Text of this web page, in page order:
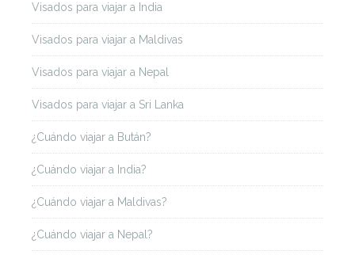
Visados para viajar a India
Visados para viajar a Maldivas
Visados para viajar a Nepal
Visados para viajar a Sri Lanka
¿Cuándo viajar a Bután?
¿Cuándo viajar a India?
¿Cuándo viajar a Maldivas?
¿Cuándo viajar a Nepal?